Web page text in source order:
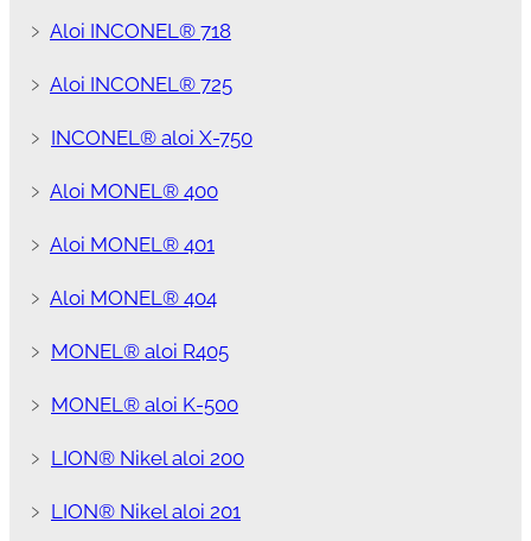
﹥ Aloi INCONEL® 718
﹥ Aloi INCONEL® 725
﹥ INCONEL® aloi X-750
﹥ Aloi MONEL® 400
﹥ Aloi MONEL® 401
﹥ Aloi MONEL® 404
﹥ MONEL® aloi R405
﹥ MONEL® aloi K-500
﹥ LION® Nikel aloi 200
﹥ LION® Nikel aloi 201